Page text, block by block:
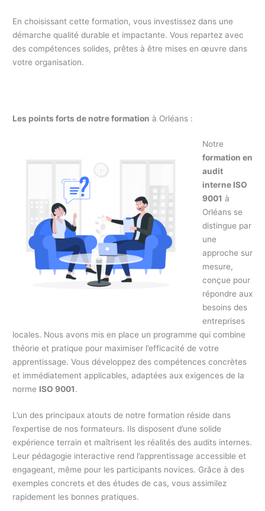
En choisissant cette formation, vous investissez dans une
démarche qualité durable et impactante. Vous repartez avec
des compétences solides, prêtes à être mises en œuvre dans
votre organisation.
Les points forts de notre formation à Orléans :
Notre
formation en
audit
interne ISO
9001 à
Orléans se
distingue par
une
approche sur
mesure,
conçue pour
répondre aux
besoins des
entreprises
locales. Nous avons mis en place un programme qui combine
théorie et pratique pour maximiser l’efficacité de votre
apprentissage. Vous développez des compétences concrètes
et immédiatement applicables, adaptées aux exigences de la
norme ISO 9001.
L’un des principaux atouts de notre formation réside dans
l’expertise de nos formateurs. Ils disposent d’une solide
expérience terrain et maîtrisent les réalités des audits internes.
Leur pédagogie interactive rend l’apprentissage accessible et
engageant, même pour les participants novices. Grâce à des
exemples concrets et des études de cas, vous assimilez
rapidement les bonnes pratiques.